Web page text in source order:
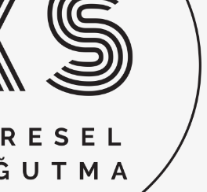
Süpürge
Ocak ve Aspiratör